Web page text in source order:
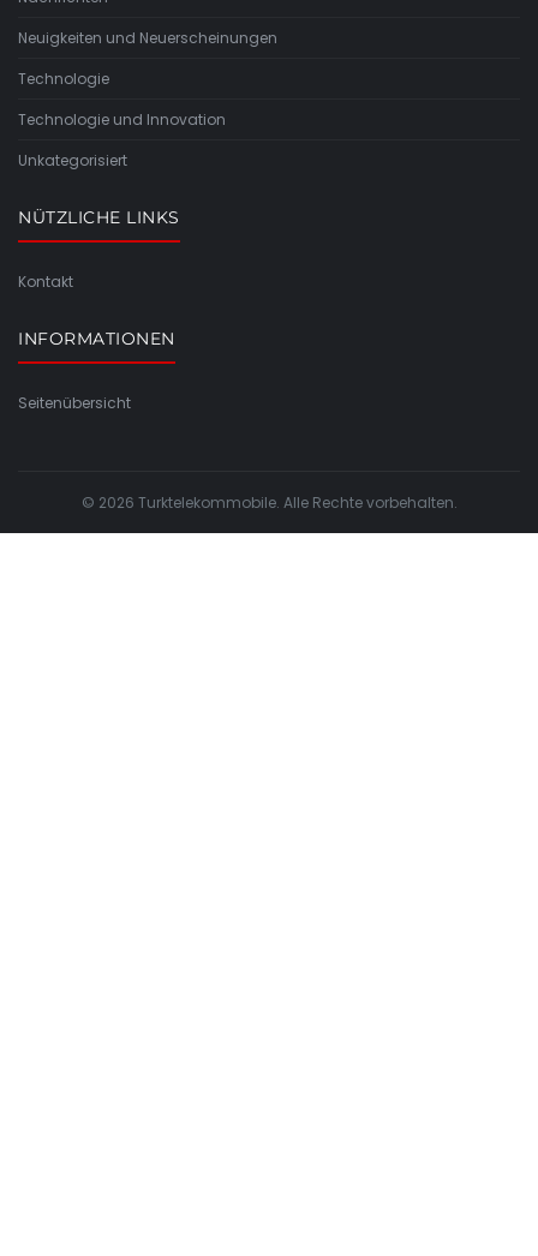
Neuigkeiten und Neuerscheinungen
Technologie
Technologie und Innovation
Unkategorisiert
NÜTZLICHE LINKS
Kontakt
INFORMATIONEN
Seitenübersicht
© 2026 Turktelekommobile. Alle Rechte vorbehalten.